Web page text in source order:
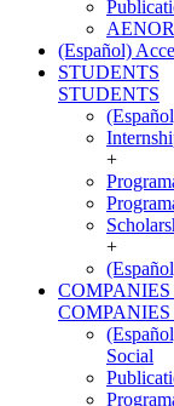
(Español)
STUDENTS
STUDENTS
+
+
Social